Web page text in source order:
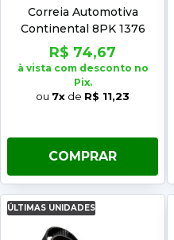
Correia Automotiva
Continental 8PK 1376
R$ 74,67
à vista com desconto no
Pix.
ou 7x de R$ 11,23
COMPRAR
ÚLTIMAS UNIDADES